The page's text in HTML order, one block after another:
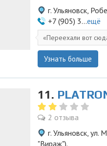
г. Ульяновск,
+7 (905) 3...ещё
Переехали вот
Узнать больше
11.
2 отзыва
г. Ульяновск, ул.
"Вираж").